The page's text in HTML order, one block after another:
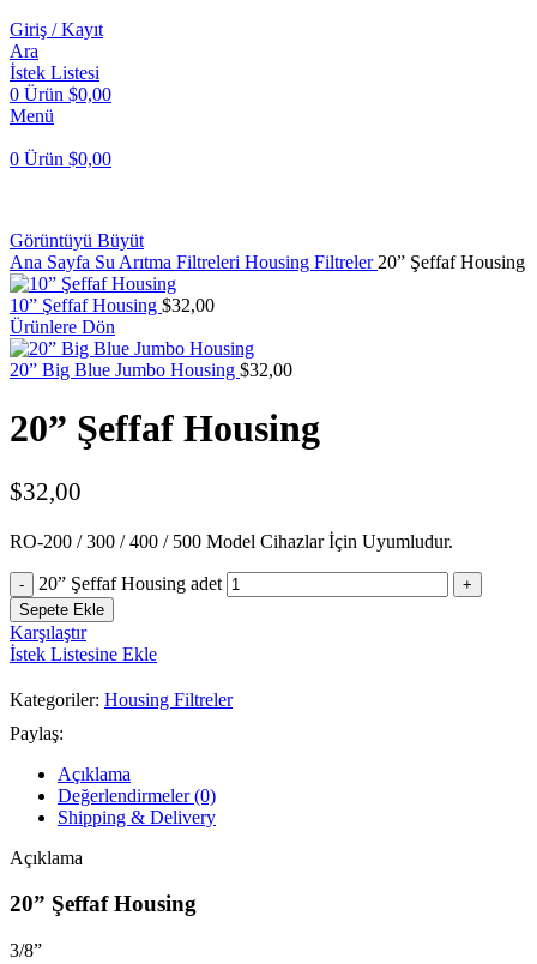
Giriş / Kayıt
Ara
İstek Listesi
0 Ürün $0,00
Menü
0 Ürün $0,00
Görüntüyü Büyüt
Ana Sayfa Su Arıtma Filtreleri Housing Filtreler 20” Şeffaf Housing
10” Şeffaf Housing $32,00
Ürünlere Dön
20” Big Blue Jumbo Housing $32,00
20” Şeffaf Housing
$32,00
RO-200 / 300 / 400 / 500 Model Cihazlar İçin Uyumludur.
20” Şeffaf Housing adet
Sepete Ekle
Karşılaştır
İstek Listesine Ekle
Kategoriler: Housing Filtreler
Paylaş:
Açıklama
Değerlendirmeler (0)
Shipping & Delivery
Açıklama
20” Şeffaf Housing
3/8”